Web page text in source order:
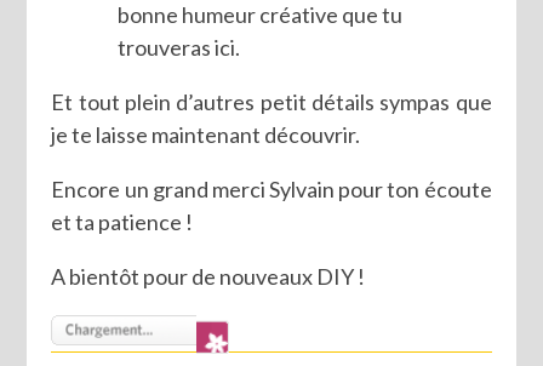
bonne humeur créative que tu
trouveras ici.
Et tout plein d’autres petit détails sympas que
je te laisse maintenant découvrir.
Encore un grand merci Sylvain pour ton écoute
et ta patience !
A bientôt pour de nouveaux DIY !